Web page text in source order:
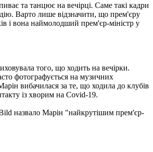
та танцює на вечірці. Саме такі кадри
Варто лише відзначити, що прем'єру
і вона наймолодший прем'єр-міністр у
того, що ходить на вечірки.
фотографується на музичних
вибачилася за те, що ходила до клубів
із хворим на Covid-19.
назвало Марін "найкрутішим прем'єр-